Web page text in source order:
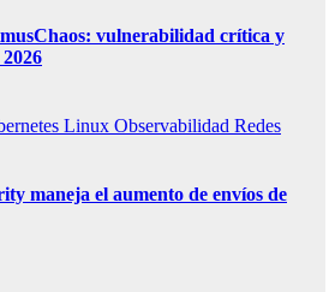
vulnerabilidad crítica y
Linux Observabilidad Redes
maneja el aumento de envíos de